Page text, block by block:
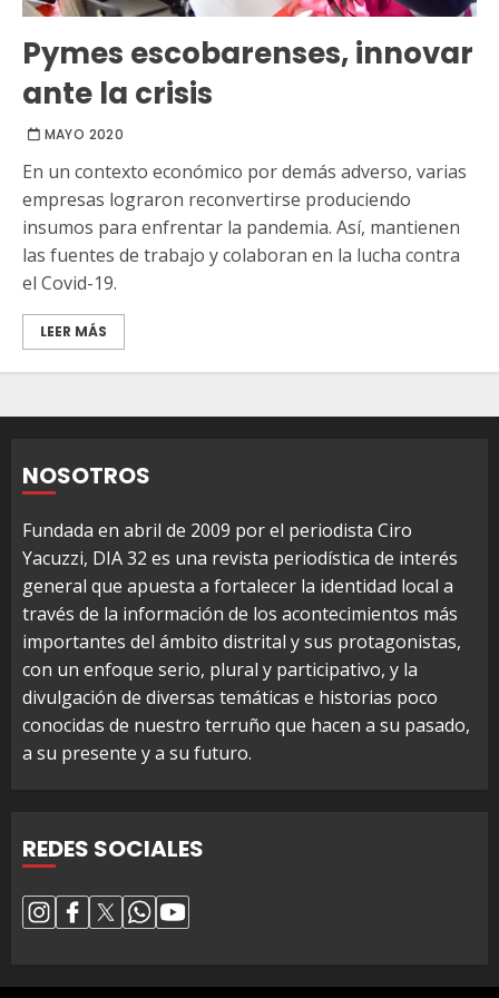
Pymes escobarenses, innovar
ante la crisis
MAYO 2020
En un contexto económico por demás adverso, varias
empresas lograron reconvertirse produciendo
insumos para enfrentar la pandemia. Así, mantienen
las fuentes de trabajo y colaboran en la lucha contra
el Covid-19.
LEER MÁS
NOSOTROS
Fundada en abril de 2009 por el periodista Ciro
Yacuzzi, DIA 32 es una revista periodística de interés
general que apuesta a fortalecer la identidad local a
través de la información de los acontecimientos más
importantes del ámbito distrital y sus protagonistas,
con un enfoque serio, plural y participativo, y la
divulgación de diversas temáticas e historias poco
conocidas de nuestro terruño que hacen a su pasado,
a su presente y a su futuro.
REDES SOCIALES